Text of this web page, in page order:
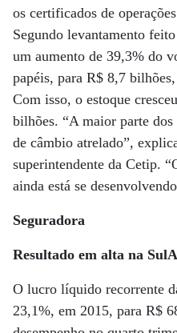
os certificados de
Segundo levantamento
um aumento de 39,3% do
papéis, para R$ 8,7
Com isso, o estoque
bilhões. “A maior parte
de câmbio atrelado”,
superintendente da Cetip.
ainda está se
Seguradora
Resultado em alta na
O lucro líquido recorrente
23,1%, em 2015, para R$